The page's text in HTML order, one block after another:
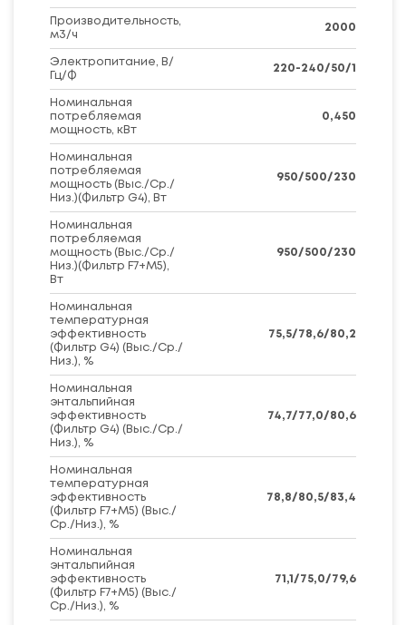
Производительность,
м3/ч
2000
Электропитание, В/
Гц/Ф
220-240/50/1
Номинальная
потребляемая
мощность, кВт
0,450
Номинальная
потребляемая
мощность (Выс./Ср./
Низ.)(Фильтр G4), Вт
950/500/230
Номинальная
потребляемая
мощность (Выс./Ср./
Низ.)(Фильтр F7+M5),
Вт
950/500/230
Номинальная
температурная
эффективность
(Фильтр G4) (Выс./Ср./
Низ.), %
75,5/78,6/80,2
Номинальная
энтальпийная
эффективность
(Фильтр G4) (Выс./Ср./
Низ.), %
74,7/77,0/80,6
Номинальная
температурная
эффективность
(Фильтр F7+M5) (Выс./
Ср./Низ.), %
78,8/80,5/83,4
Номинальная
энтальпийная
эффективность
(Фильтр F7+M5) (Выс./
Ср./Низ.), %
71,1/75,0/79,6